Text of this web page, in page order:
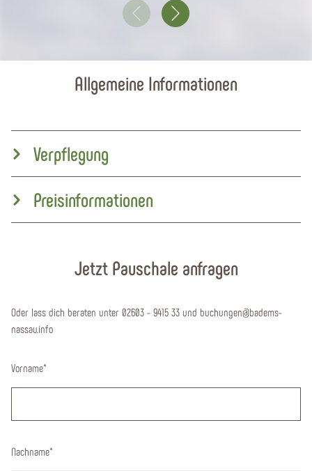
Allgemeine Informationen
Verpflegung
Preisinformationen
Jetzt Pauschale anfragen
Oder lass dich beraten unter 02603 - 9415 33 und buchungen@badems-
nassau.info
Vorname*
Nachname*